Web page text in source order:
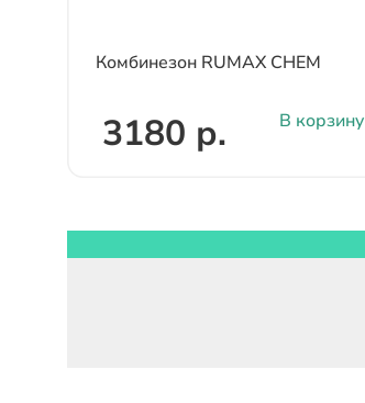
Комбинезон RUMAX CHEM
3180 р. В корзину